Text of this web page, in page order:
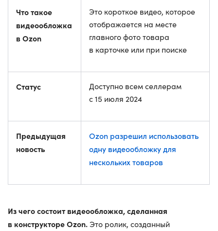
Что такое
видеообложка
в Ozon
Это короткое видео, которое
отображается на месте
главного фото товара
в карточке или при поиске
Статус
Доступно всем селлерам
с 15 июля 2024
Предыдущая
новость
Ozon разрешил использовать
одну видеообложку для
нескольких товаров
Из чего состоит видеообложка, сделанная
в конструкторе Ozon.Это ролик, созданный